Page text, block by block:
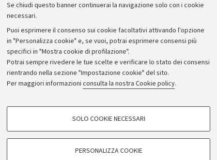
Se chiudi questo banner continuerai la navigazione solo con i cookie
necessari.
Puoi esprimere il consenso sui cookie facoltativi attivando l'opzione
in "Personalizza cookie" e, se vuoi, potrai esprimere consensi più
specifici in "Mostra cookie di profilazione".
Potrai sempre rivedere le tue scelte e verificare lo stato dei consensi
rientrando nella sezione "Impostazione cookie" del sito.
Per maggiori informazioni consulta la nostra Cookie policy.
COOKIE DI PROFILAZIONE - FACOLTATIVI
SOLO COOKIE NECESSARI
PERSONALIZZA COOKIE
Archivio
Comunicati stampa
Redazione
Rassegna stampa
© Copyright 2026 - ALMA MATER STUDIORUM - Università di